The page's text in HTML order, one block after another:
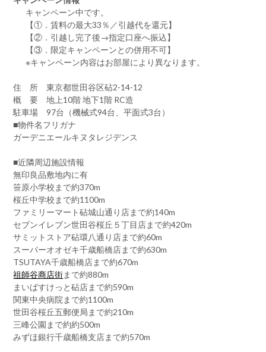
キャンペーン中です。
【①．賃料の最大33％／引越代を還元】
【②．引越し完了後→指定口座へ振込】
【③．限定キャンペーンとの併用不可】
※キャンペーン内容はお部屋により異なります。
住 所 東京都世田谷区砧2-14-12
概 要 地上10階 地下1階 RC造
駐車場 97台（機械式94台、平面式3台）
■物件名フリガナ
ガーデニエールキヌタレジデンス
■近隣周辺施設情報
無印良品敷地内に有
笹原小学校まで約370m
桜丘中学校まで約1100m
ファミリーマート砧城山通り店まで約140m
セブンイレブン世田谷桜丘５丁目店まで約420m
サミットストア砧環八通り店まで約60m
スーパーオオゼキ千歳船橋店まで約630m
TSUTAYA千歳船橋店まで約670m
祖師谷商店街まで約880m
まいばすけっと砧店まで約590m
関東中央病院まで約1100m
世田谷桜丘五郵便局まで約210m
三峰公園まで約約500m
みずほ銀行千歳船橋支店まで約570m